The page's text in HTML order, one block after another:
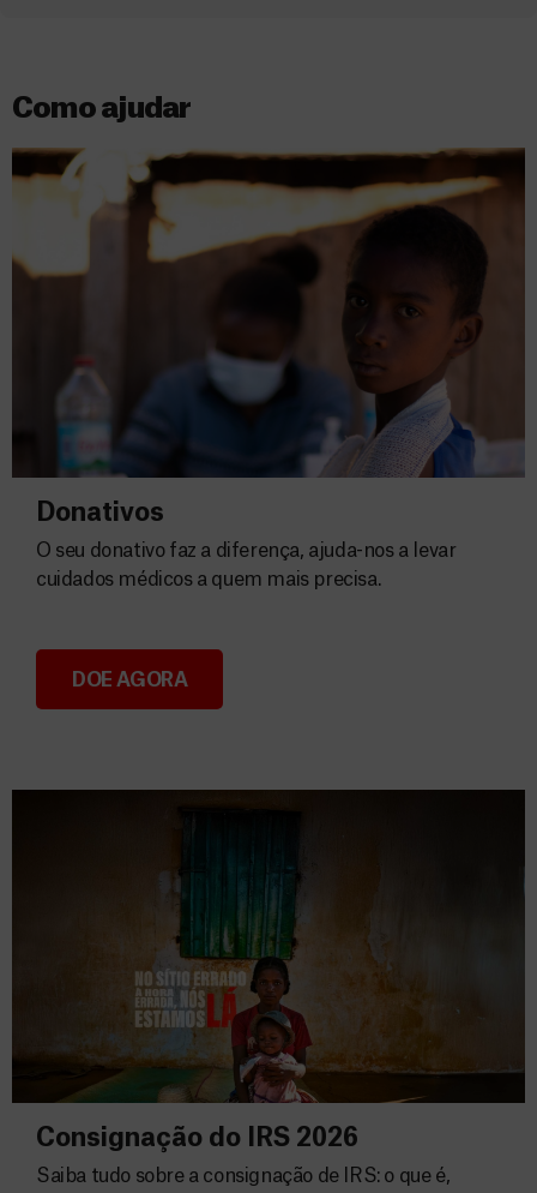
Como ajudar
Donativos
Donativos
O seu donativo faz a diferença, ajuda-nos a levar
cuidados médicos a quem mais precisa.
DOE AGORA
Consignação do IRS 2026
Saiba tudo sobre a consignação de IRS: o que é,